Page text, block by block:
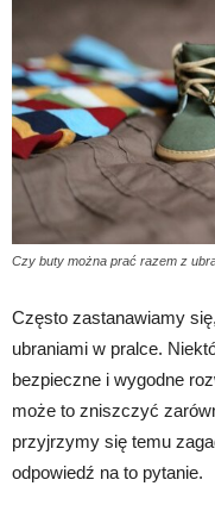
Czy buty można prać razem z
Często zastanawiamy
ubraniami w pralce.
bezpieczne i wygodne
może to zniszczyć
przyjrzymy się temu
odpowiedź na to pytanie.